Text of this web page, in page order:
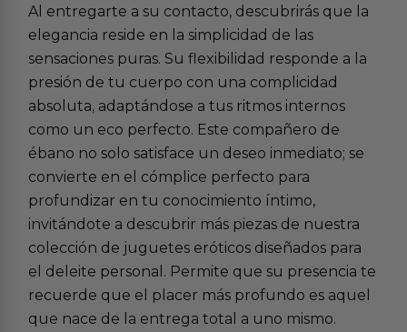
Al entregarte a su contacto, descubrirás que la
elegancia reside en la simplicidad de las
sensaciones puras. Su flexibilidad responde a la
presión de tu cuerpo con una complicidad
absoluta, adaptándose a tus ritmos internos
como un eco perfecto. Este compañero de
ébano no solo satisface un deseo inmediato; se
convierte en el cómplice perfecto para
profundizar en tu conocimiento íntimo,
invitándote a descubrir más piezas de nuestra
colección de juguetes eróticos diseñados para
el deleite personal. Permite que su presencia te
recuerde que el placer más profundo es aquel
que nace de la entrega total a uno mismo.